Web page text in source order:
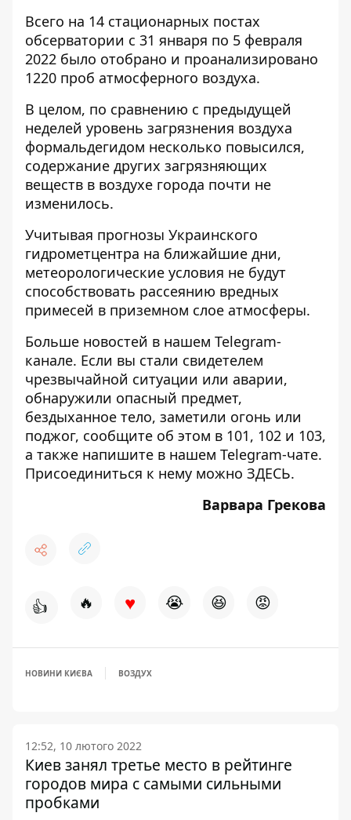
Всего на 14 стационарных постах
обсерватории с 31 января по 5 февраля
2022 было отобрано и проанализировано
1220 проб атмосферного воздуха.
В целом, по сравнению с предыдущей
неделей уровень загрязнения воздуха
формальдегидом несколько повысился,
содержание других загрязняющих
веществ в воздухе города почти не
изменилось.
Учитывая прогнозы Украинского
гидрометцентра на ближайшие дни,
метеорологические условия не будут
способствовать рассеянию вредных
примесей в приземном слое атмосферы.
Больше новостей в нашем Telegram-
канале. Если вы стали свидетелем
чрезвычайной ситуации или аварии,
обнаружили опасный предмет,
бездыханное тело, заметили огонь или
поджог, сообщите об этом в 101, 102 и 103,
а также напишите в нашем Telegram-чате.
Присоединиться к нему можно ЗДЕСЬ.
Варвара Грекова
👍 🔥 ♥ 😭 😆 😡
НОВИНИ КИЄВА ВОЗДУХ
12:52, 10 лютого 2022
Киев занял третье место в рейтинге
городов мира с самыми сильными
пробками